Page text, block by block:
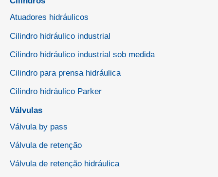
Atuadores hidráulicos
Cilindro hidráulico industrial
Cilindro hidráulico industrial sob medida
Cilindro para prensa hidráulica
Cilindro hidráulico Parker
Válvulas
Válvula by pass
Válvula de retenção
Válvula de retenção hidráulica